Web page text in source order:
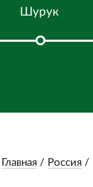
Шурук
Главная / Россия /